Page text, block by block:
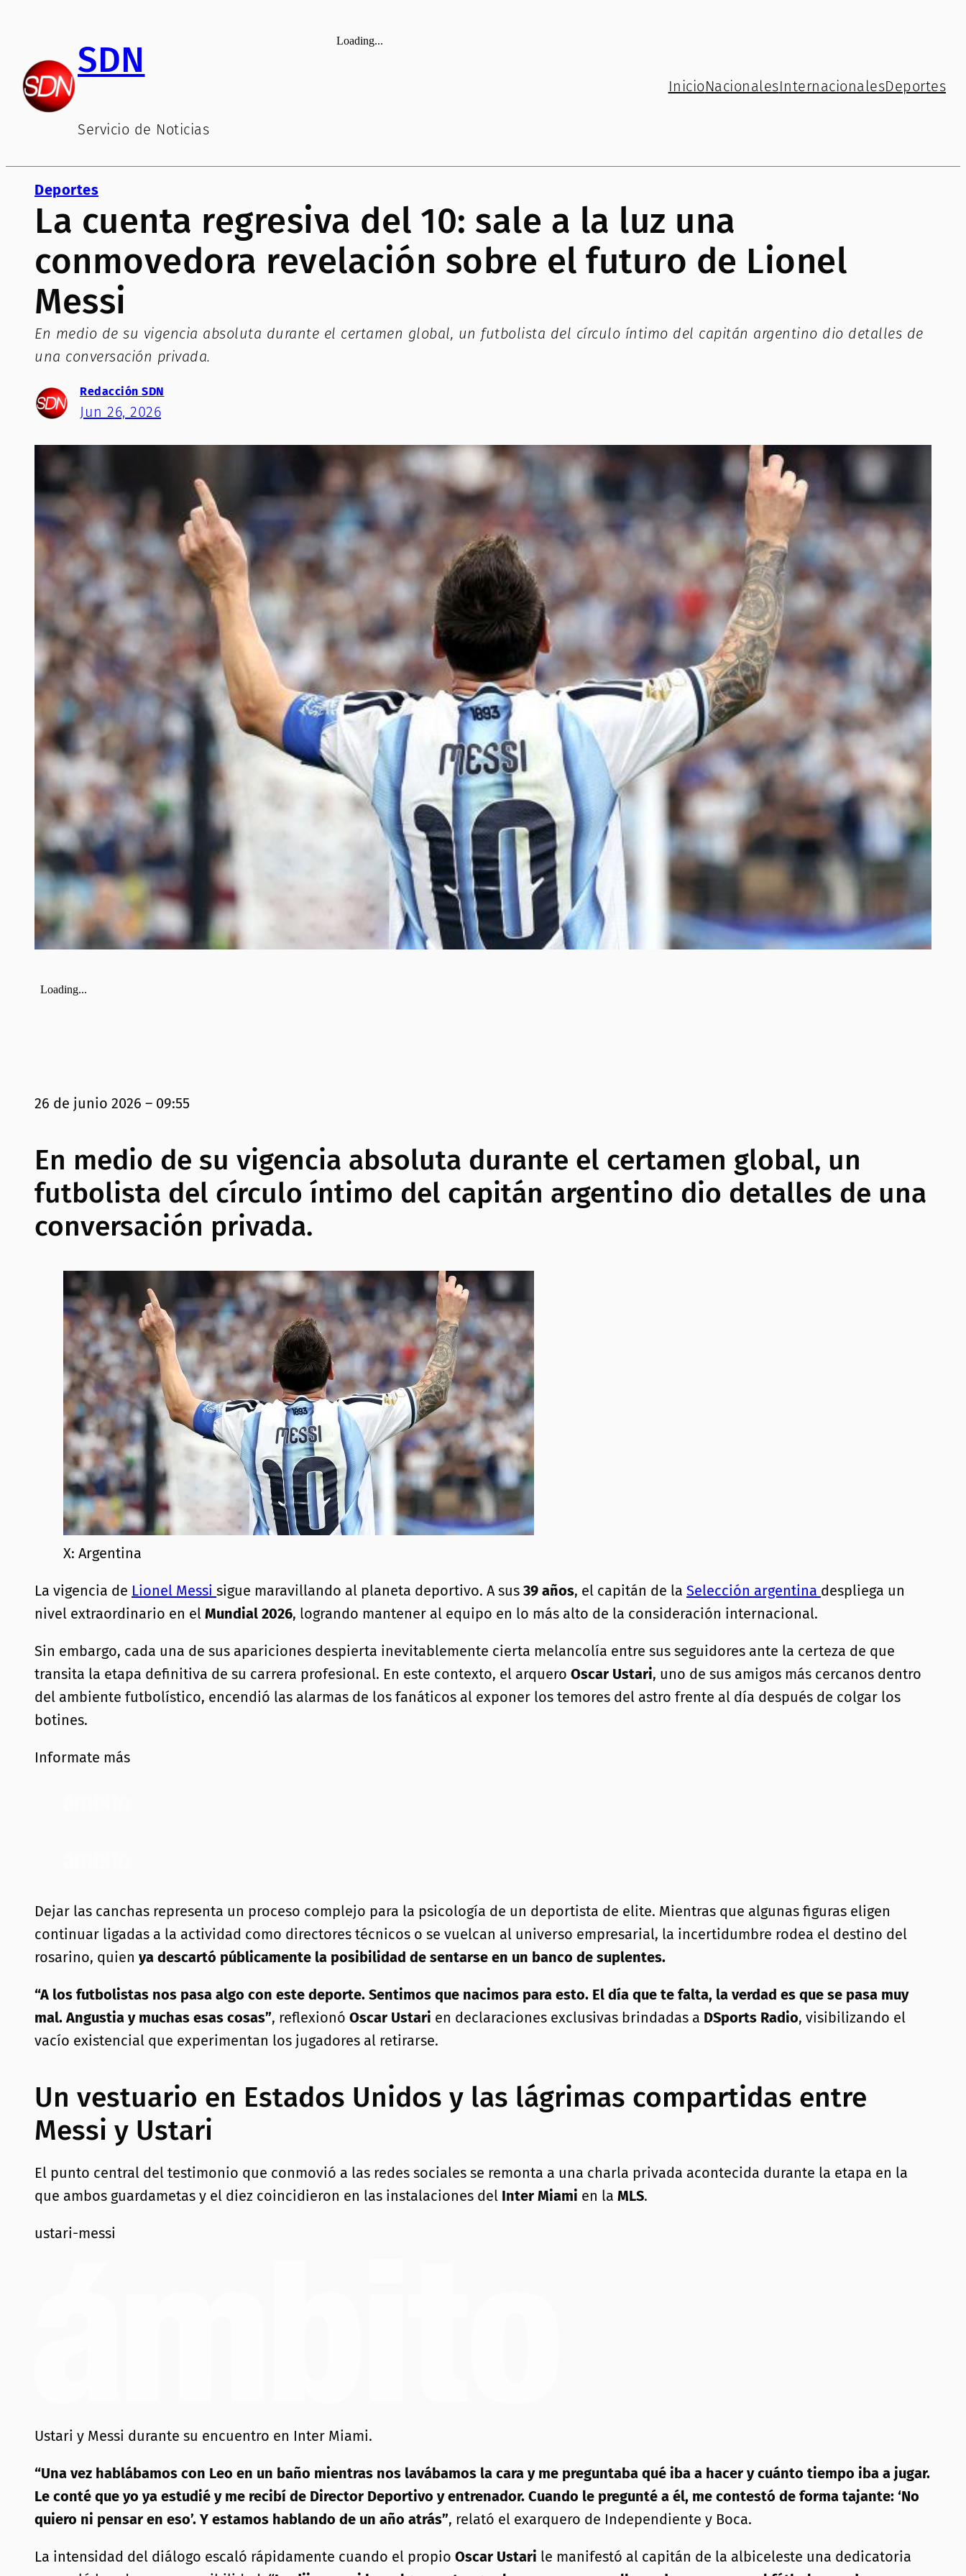
contenido
SDN
Servicio de Noticias
InicioNacionalesInternacionalesDeportes
Deportes
La cuenta regresiva del 10: sale a la luz una
conmovedora revelación sobre el futuro de Lionel
Messi
En medio de su vigencia absoluta durante el certamen global, un futbolista del círculo íntimo del capitán argentino dio detalles de
una conversación privada.
Redacción SDN
Jun 26, 2026
26 de junio 2026 – 09:55
En medio de su vigencia absoluta durante el certamen global, un
futbolista del círculo íntimo del capitán argentino dio detalles de una
conversación privada.
X: Argentina
La vigencia de Lionel Messi sigue maravillando al planeta deportivo. A sus 39 años, el capitán de la Selección argentina despliega un
nivel extraordinario en el Mundial 2026, logrando mantener al equipo en lo más alto de la consideración internacional.
Sin embargo, cada una de sus apariciones despierta inevitablemente cierta melancolía entre sus seguidores ante la certeza de que
transita la etapa definitiva de su carrera profesional. En este contexto, el arquero Oscar Ustari, uno de sus amigos más cercanos dentro
del ambiente futbolístico, encendió las alarmas de los fanáticos al exponer los temores del astro frente al día después de colgar los
botines.
Informate más
Dejar las canchas representa un proceso complejo para la psicología de un deportista de elite. Mientras que algunas figuras eligen
continuar ligadas a la actividad como directores técnicos o se vuelcan al universo empresarial, la incertidumbre rodea el destino del
rosarino, quien ya descartó públicamente la posibilidad de sentarse en un banco de suplentes.
“A los futbolistas nos pasa algo con este deporte. Sentimos que nacimos para esto. El día que te falta, la verdad es que se pasa muy
mal. Angustia y muchas esas cosas”, reflexionó Oscar Ustari en declaraciones exclusivas brindadas a DSports Radio, visibilizando el
vacío existencial que experimentan los jugadores al retirarse.
Un vestuario en Estados Unidos y las lágrimas compartidas entre
Messi y Ustari
El punto central del testimonio que conmovió a las redes sociales se remonta a una charla privada acontecida durante la etapa en la
que ambos guardametas y el diez coincidieron en las instalaciones del Inter Miami en la MLS.
ustari-messi
Ustari y Messi durante su encuentro en Inter Miami.
“Una vez hablábamos con Leo en un baño mientras nos lavábamos la cara y me preguntaba qué iba a hacer y cuánto tiempo iba a jugar.
Le conté que yo ya estudié y me recibí de Director Deportivo y entrenador. Cuando le pregunté a él, me contestó de forma tajante: ‘No
quiero ni pensar en eso’. Y estamos hablando de un año atrás”, relató el exarquero de Independiente y Boca.
La intensidad del diálogo escaló rápidamente cuando el propio Oscar Ustari le manifestó al capitán de la albiceleste una dedicatoria